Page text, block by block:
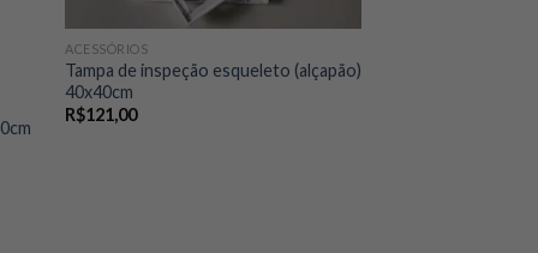
ACESSÓRIOS
Tampa de inspeção esqueleto (alçapão)
40x40cm
R$121,00